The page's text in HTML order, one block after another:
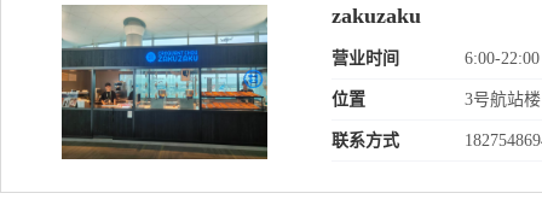
zakuzaku
营业时间 6:00-22:00
位置 3号航站
联系方式